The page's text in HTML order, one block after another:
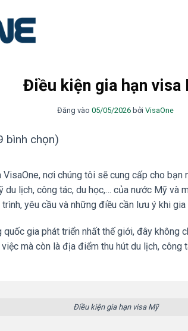
Điều kiện gia hạn visa
Đăng vào 05/05/2026 bởi VisaOne
bình chọn)
nơi chúng tôi sẽ cung cấp cho bạn
du lịch, công tác, du học,… của nước Mỹ và
yêu cầu và những điều cần lưu ý khi
gia phát triển nhất thế giới, đây không
mà còn là địa điểm thu hút du lịch, công
Điều kiện gia hạn visa Mỹ